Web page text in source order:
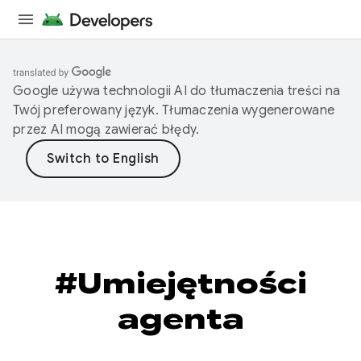
Google używa technologii AI do tłumaczenia treści na
Twój preferowany język. Tłumaczenia wygenerowane
przez AI mogą zawierać błędy.
#Umiejętności
agenta